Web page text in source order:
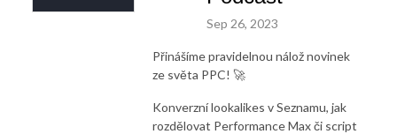
Sep 26, 2023
Přinášíme pravidelnou nálož novinek
ze světa PPC! 🚀
Konverzní lookalikes v Seznamu, jak
rozdělovat Performance Max či script